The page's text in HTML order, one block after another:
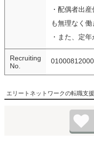
・配偶者出
も無理なく働
・また、定
Recruiting
No.
エリートネットワークの転職支